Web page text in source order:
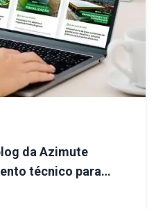
da Azimute
técnico para
infraestrutura